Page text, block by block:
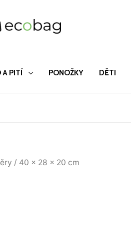
A PITÍ PONOŽKY DĚTI
/ 40 x 28 x 20 cm